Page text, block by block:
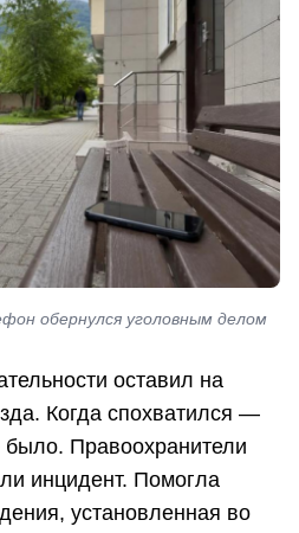
обернулся уголовным делом
оставил на
Когда спохватился —
Правоохранители
инцидент. Помогла
установленная во